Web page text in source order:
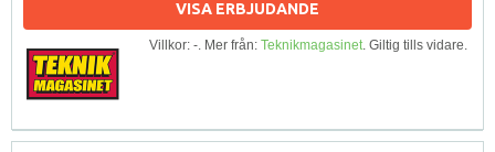
VISA ERBJUDANDE
Villkor: -. Mer från: Teknikmagasinet. Giltig tills vidare.